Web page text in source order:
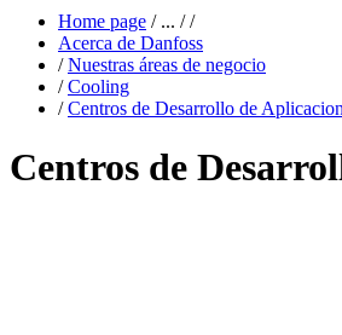
Home page /... / /
Acerca de Danfoss
/ Nuestras áreas de negocio
/ Cooling
/ Centros de Desarrollo de
Centros de